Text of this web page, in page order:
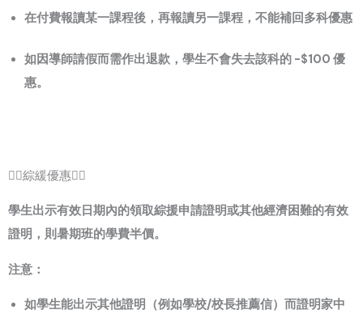
在付費報讀某一課程後，再報讀另一課程，不能補回多科優惠
如因導師請假而需作出退款，學生不會失去該科的 -$100 優
惠。
❤️‍🔥綜緩優惠❤️‍🔥
學生出示有效日期內的領取綜援申請證明或其他經濟困難的有效
證明，則暑期班的學費半價。
注意：
如學生能出示其他證明（例如學校/校長推薦信）而證明家中